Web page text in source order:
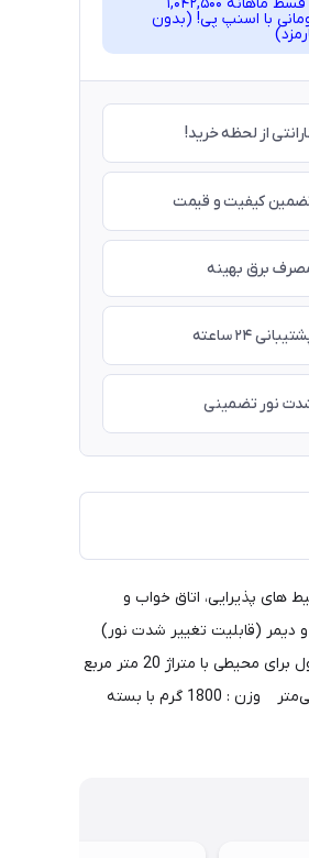
با اسنپ ‌پی! (بدون
از لحظه خرید!
کیفیت و قیمت
برق بهینه
۲۴ ساعته
نور تضمینی
محیط های پذیرایی، اتاق خواب و
خاموش شدن و دیمر (قابلیت تغییر شدت نور)
است. - نوع لامپ : لامپ های اس ام دی با تراکم زیاد و کمترین مصرف- حالت های نوری محصول : آفتابی و مهتابی و ترکیبی ( مخلوط ) - میزان روشنایی محصول : این محصول برای محیطی با متراژ 20 متر مربع
استفاده میگردد. - ضمانت محصول : 1 سال ضمانت بی قید و شرط کلیه لوازم برقی و 10 سال خدمات پس از فروش. صنایع لوستر و روشنایی ماه نو شیراز ابعاد : 30x90 سانتی‌متر وزن : 1800 گرم با بسته